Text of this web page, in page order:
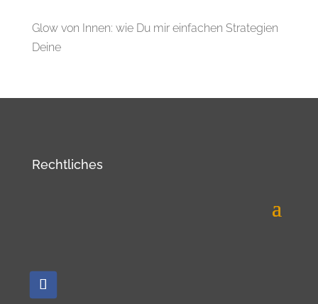
Glow von Innen: wie Du mir einfachen Strategien
Deine
Rechtliches